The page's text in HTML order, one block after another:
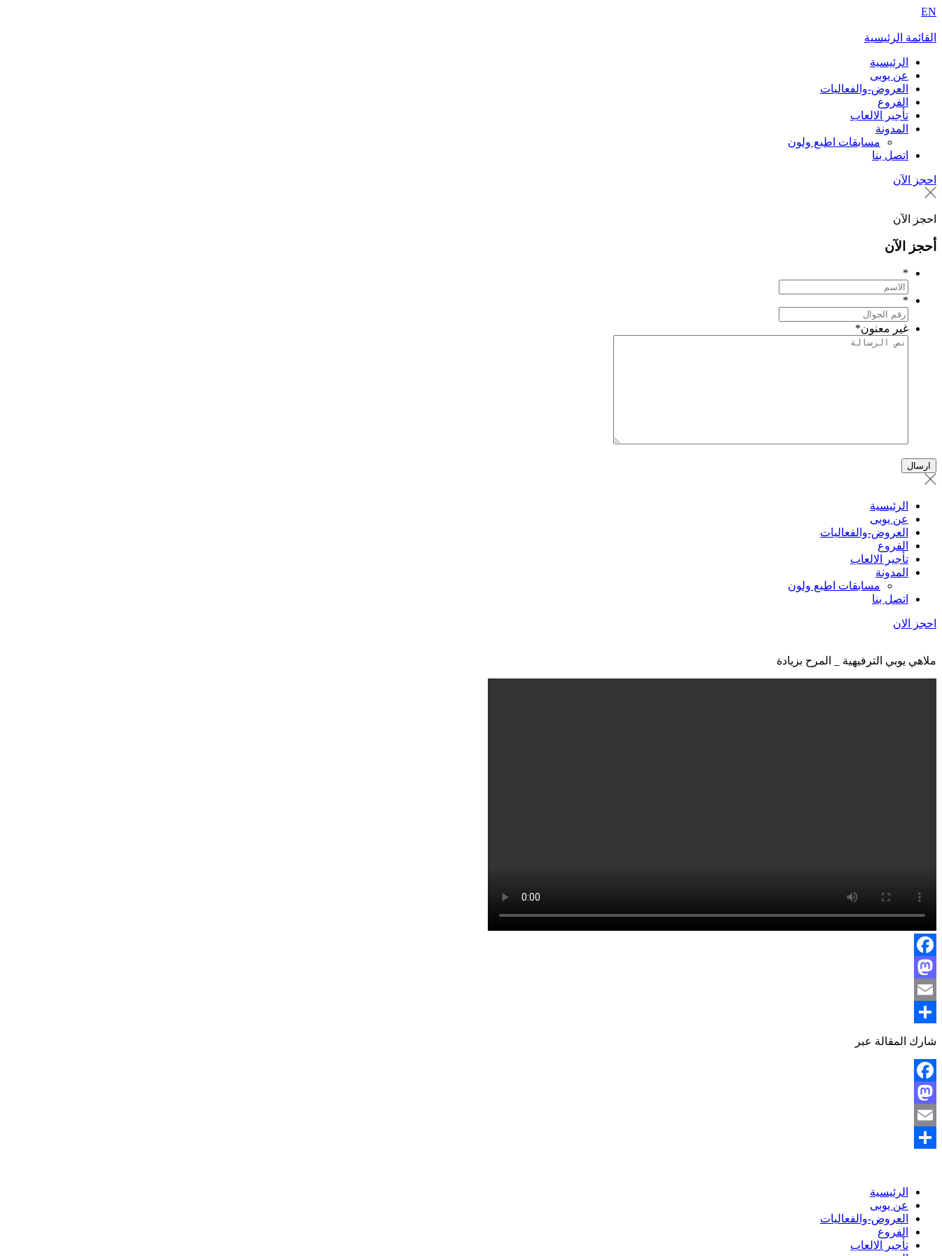
EN
القائمة الرئيسية
الرئيسية
عن يوبى
العروض-والفعاليات
الفروع
تأجير الالعاب
المدونة
مسابقات اطبع ولون
اتصل بنا
احجز الآن
احجز الآن
أحجز الآن
*
*
غير معنون*
الرئيسية
عن يوبى
العروض-والفعاليات
الفروع
تأجير الالعاب
المدونة
مسابقات اطبع ولون
اتصل بنا
احجز الان
ملاهي يوبي الترفيهية _ المرح بزيادة
Facebook
Mastodon
Email
نشر
شارك المقالة عبر
Facebook
Mastodon
Email
الرئيسية
عن يوبى
العروض-والفعاليات
الفروع
تأجير الالعاب